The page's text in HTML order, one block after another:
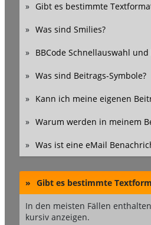
» Gibt es bestimmte
» Was sind Smilies?
» BBCode Schnellauswahl
» Was sind Beitrags-Symbole?
» Kann ich meine eigenen
» Warum werden in meinem
» Was ist eine eMail
» Gibt es bestimmte
In den meisten Fällen
kursiv anzeigen.